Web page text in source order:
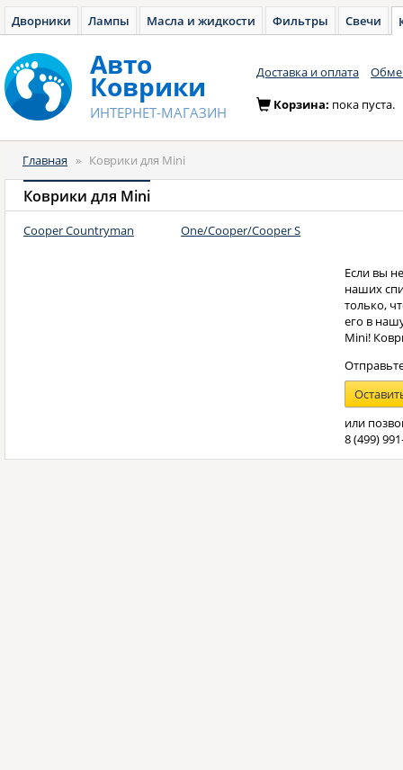
Дворники Лампы Масла и жидкости Фильтры Свечи
Авто
Коврики
ИНТЕРНЕТ-МАГАЗИН
Доставка и оплата
Корзина: пока пуста.
Главная » Коврики для Mini
Коврики для Mini
Cooper Countryman One/Cooper/Cooper S
Если вы
наших
только,
его в
Mini!
или
8 (499)